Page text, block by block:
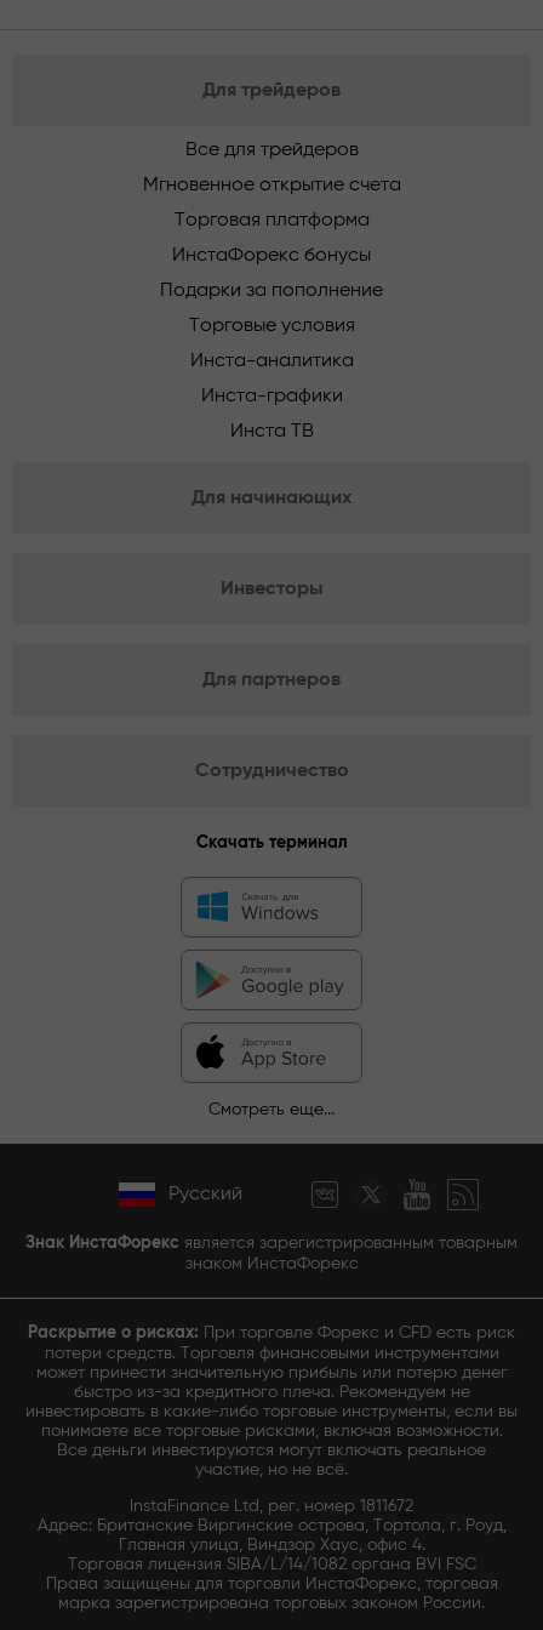
Для трейдеров
Все для трейдеров
Мгновенное открытие счета
Торговая платформа
ИнстаФорекс бонусы
Подарки за пополнение
Торговые условия
Инста-аналитика
Инста-графики
Инста ТВ
Для начинающих
Инвесторы
Для партнеров
Сотрудничество
Скачать терминал
Смотреть еще...
Русский
Знак ИнстаФорекс является зарегистрированным товарным
знаком ИнстаФорекс
Раскрытие о рисках: При торговле Форекс и CFD есть риск
потери средств. Торговля финансовыми инструментами
может принести значительную прибыль или потерю денег
быстро из-за кредитного плеча. Рекомендуем не
инвестировать в какие-либо торговые инструменты, если вы
понимаете все торговые рисками, включая возможности.
Все деньги инвестируются могут включать реальное
участие, но не всё.
InstaFinance Ltd, рег. номер 1811672
Адрес: Британские Виргинские острова, Тортола, г. Роуд,
Главная улица, Виндзор Хаус, офис 4.
Торговая лицензия SIBA/L/14/1082 органа BVI FSC
Права защищены для торговли ИнстаФорекс, торговая
марка зарегистрирована торговых законом России.